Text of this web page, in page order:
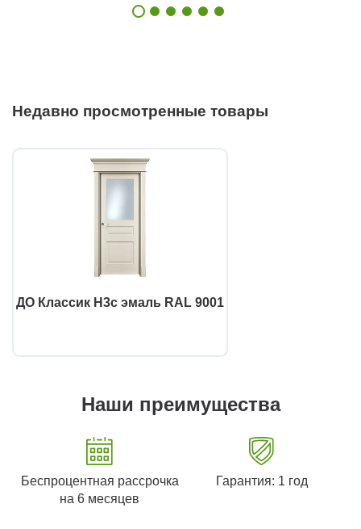
Недавно просмотренные товары
ДО Классик Н3с эмаль RAL 9001
Наши преимущества
Беспроцентная рассрочка
на 6 месяцев
Гарантия: 1 год